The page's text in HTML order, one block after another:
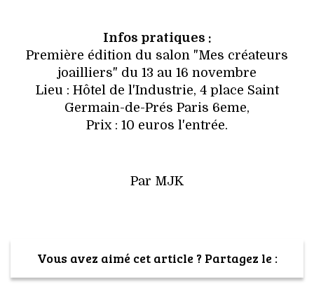
Infos pratiques :
Première édition du salon "Mes créateurs
joailliers" du 13 au 16 novembre
Lieu : Hôtel de l'Industrie, 4 place Saint
Germain-de-Prés Paris 6eme,
Prix : 10 euros l'entrée.
Par MJK
Vous avez aimé cet article ? Partagez le :